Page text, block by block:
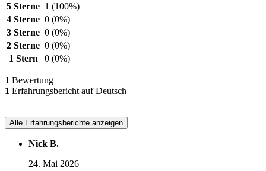
5 Sterne 1 (100%)
4 Sterne 0 (0%)
3 Sterne 0 (0%)
2 Sterne 0 (0%)
1 Stern
0 (0%)
1 Bewertung
1 Erfahrungsbericht auf Deutsch
Alle Erfahrungsberichte anzeigen
Nick B.
24. Mai 2026